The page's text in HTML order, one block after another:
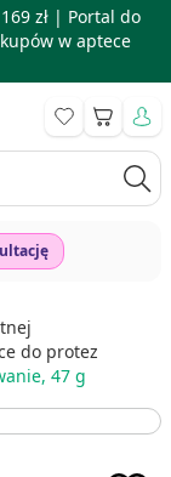
zł | Portal do
w aptece
Koszyk
do protez
47 g